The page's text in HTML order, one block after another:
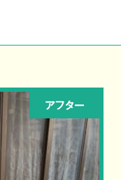
アフター